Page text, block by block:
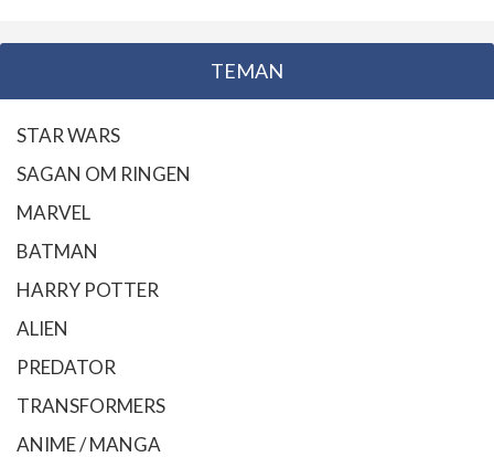
TEMAN
STAR WARS
SAGAN OM RINGEN
MARVEL
BATMAN
HARRY POTTER
ALIEN
PREDATOR
TRANSFORMERS
ANIME / MANGA